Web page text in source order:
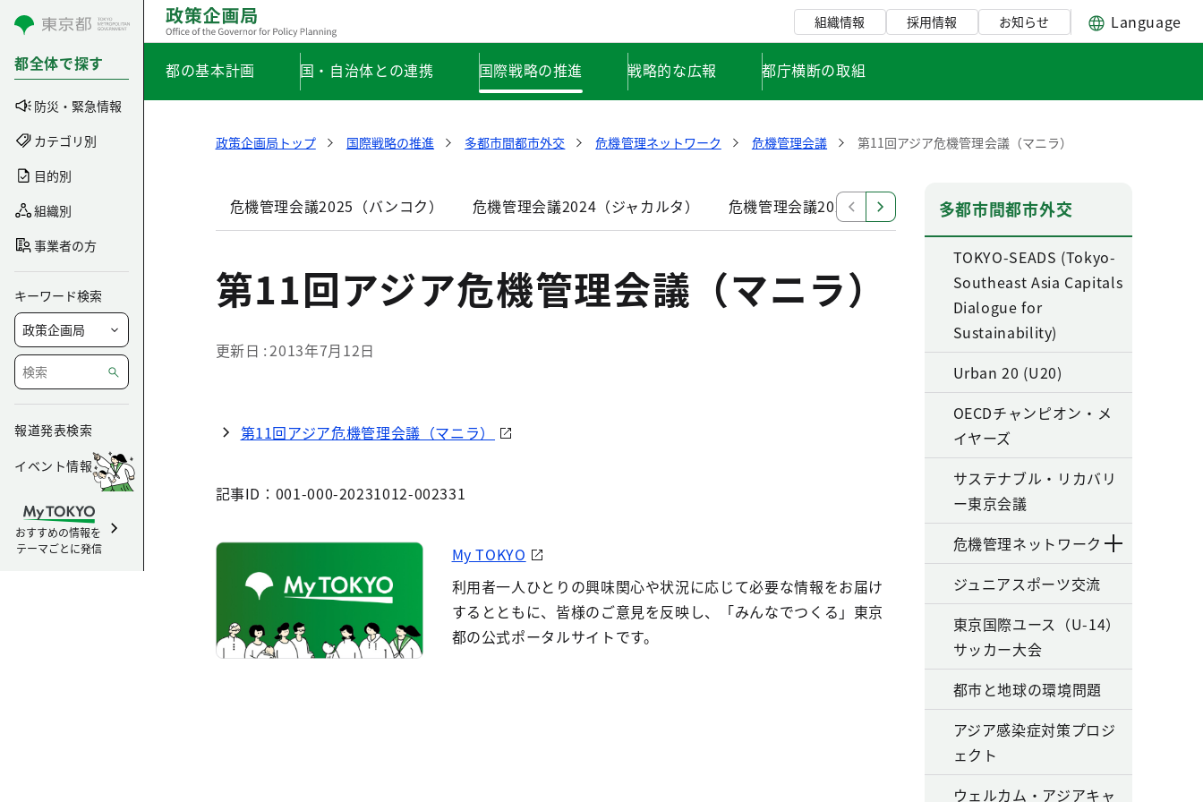
コンテンツにスキップ
都全体で探す
防災・緊急情報
カテゴリ別
目的別
組織別
事業者の方
キーワード検索
報道発表検索
イベント情報
おすすめの情報を
テーマごとに発信
組織情報 採用情報 お知らせ Language
都の基本計画 国・自治体との連携 国際戦略の推進 戦略的な広報 都庁横断の取組
政策企画局トップ 国際戦略の推進 多都市間都市外交 危機管理ネットワーク 危機管理会議 第11回アジア危機管理会議（マニラ）
危機管理会議2025（バンコク） 危機管理会議2024（ジャカルタ） 危機管理会議2023（東京） 危機管理会議2022（デリー）
第11回アジア危機管理会議（マニラ）
更新日 2013年7月12日
第11回アジア危機管理会議（マニラ）
記事ID：001-000-20231012-002331
My TOKYO
利用者一人ひとりの興味関心や状況に応じて必要な情報をお届け
するとともに、皆様のご意見を反映し、「みんなでつくる」東京
都の公式ポータルサイトです。
多都市間都市外交
TOKYO-SEADS (Tokyo-
Southeast Asia Capitals
Dialogue for
Sustainability)
Urban 20 (U20)
OECDチャンピオン・メ
イヤーズ
サステナブル・リカバリ
ー東京会議
危機管理ネットワーク
ジュニアスポーツ交流
東京国際ユース（U-14）
サッカー大会
都市と地球の環境問題
アジア感染症対策プロジ
ェクト
ウェルカム・アジアキャ